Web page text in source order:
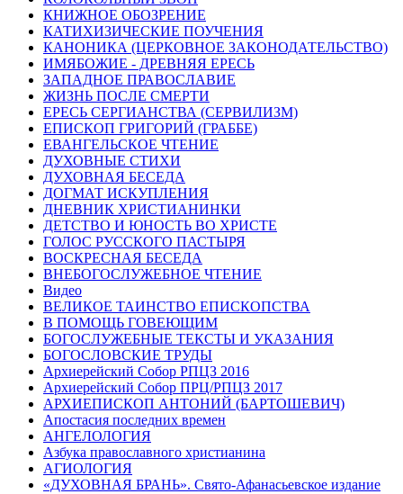
КНИЖНОЕ ОБОЗРЕНИЕ
КАТИХИЗИЧЕСКИЕ ПОУЧЕНИЯ
КАНОНИКА (ЦЕРКОВНОЕ ЗАКОНОДАТЕЛЬСТВО)
ИМЯБОЖИЕ - ДРЕВНЯЯ ЕРЕСЬ
ЗАПАДНОЕ ПРАВОСЛАВИЕ
ЖИЗНЬ ПОСЛЕ СМЕРТИ
ЕРЕСЬ СЕРГИАНСТВА (СЕРВИЛИЗМ)
ЕПИСКОП ГРИГОРИЙ (ГРАББЕ)
ЕВАНГЕЛЬСКОЕ ЧТЕНИЕ
ДУХОВНЫЕ СТИХИ
ДУХОВНАЯ БЕСЕДА
ДОГМАТ ИСКУПЛЕНИЯ
ДНЕВНИК ХРИСТИАНИНКИ
ДЕТСТВО И ЮНОСТЬ ВО ХРИСТЕ
ГОЛОС РУССКОГО ПАСТЫРЯ
ВОСКРЕСНАЯ БЕСЕДА
ВНЕБОГОСЛУЖЕБНОЕ ЧТЕНИЕ
Видео
ВЕЛИКОЕ ТАИНСТВО ЕПИСКОПСТВА
В ПОМОЩЬ ГОВЕЮЩИМ
БОГОСЛУЖЕБНЫЕ ТЕКСТЫ И УКАЗАНИЯ
БОГОСЛОВСКИЕ ТРУДЫ
Архиерейский Собор РПЦЗ 2016
Архиерейский Собор ПРЦ/РПЦЗ 2017
АРХИЕПИСКОП АНТОНИЙ (БАРТОШЕВИЧ)
Апостасия последних времен
АНГЕЛОЛОГИЯ
Азбука православного христианина
АГИОЛОГИЯ
«ДУХОВНАЯ БРАНЬ». Свято-Афанасьевское издание